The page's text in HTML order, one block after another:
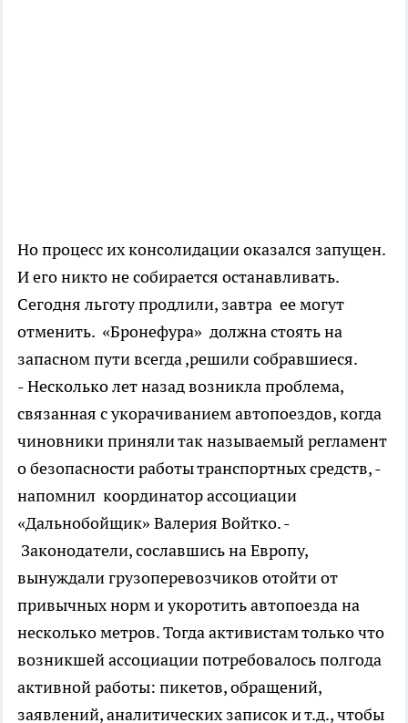
Но процесс их консолидации оказался запущен.
И его никто не собирается останавливать.
Сегодня льготу продлили, завтра ее могут
отменить. «Бронефура» должна стоять на
запасном пути всегда ,решили собравшиеся.
- Несколько лет назад возникла проблема,
связанная с укорачиванием автопоездов, когда
чиновники приняли так называемый регламент
о безопасности работы транспортных средств, -
напомнил координатор ассоциации
«Дальнобойщик» Валерия Войтко. -
Законодатели, сославшись на Европу,
вынуждали грузоперевозчиков отойти от
привычных норм и укоротить автопоезда на
несколько метров. Тогда активистам только что
возникшей ассоциации потребовалось полгода
активной работы: пикетов, обращений,
заявлений, аналитических записок и т.д., чтобы